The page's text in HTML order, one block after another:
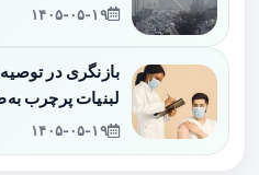
۱۴۰۵-۰۵-۱۹
بازنگری در
لبنیات پرچرب
۱۴۰۵-۰۵-۱۹